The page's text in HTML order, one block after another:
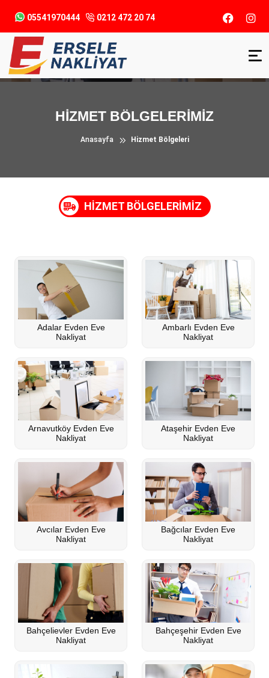
05541970444 0212 472 20 74
HİZMET BÖLGELERİMİZ
Anasayfa Hizmet Bölgeleri
HİZMET BÖLGELERİMİZ
Adalar Evden Eve
Nakliyat
Ambarlı Evden Eve
Nakliyat
Arnavutköy Evden Eve
Nakliyat
Ataşehir Evden Eve
Nakliyat
Avcılar Evden Eve
Nakliyat
Bağcılar Evden Eve
Nakliyat
Bahçelievler Evden Eve
Nakliyat
Bahçeşehir Evden Eve
Nakliyat